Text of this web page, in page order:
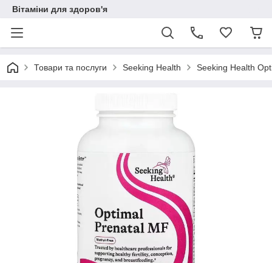
Вітаміни для здоров'я
Товари та послуги Seeking Health Seeking Health